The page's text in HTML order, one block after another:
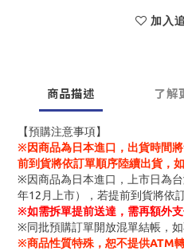
加入
商品描述 了解
【預購注意事項】
※因商品為日本進口，出貨時間
前到貨將依訂單順序陸續出貨，
※因商品為日本進口，上市日為
年12月上市），若提前到貨將依
※如需拆單提前送達，需再額外支
※同批預購訂單開放混單結帳，如
※商品性質特殊，恕不提供ATM